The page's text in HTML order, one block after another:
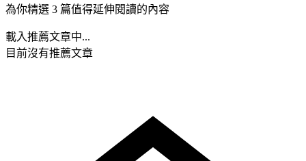
為你精選 3 篇值得延伸閱讀的內容
載入推薦文章中...
目前沒有推薦文章